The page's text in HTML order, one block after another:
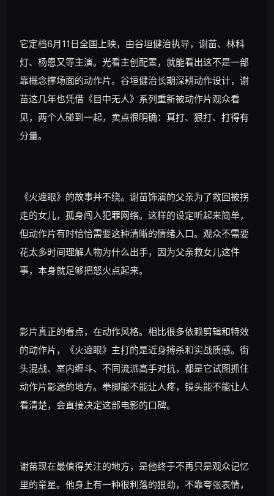
它定档6月11日全国上映，由谷垣健治执导，谢苗、林科
灯、杨恩又等主演。光看主创配置，就能看出这不是一部
靠概念撑场面的动作片。谷垣健治长期深耕动作设计，谢
苗这几年也凭借《目中无人》系列重新被动作片观众看
见，两个人碰到一起，卖点很明确：真打、狠打、打得有
分量。
《火遮眼》的故事并不绕。谢苗饰演的父亲为了救回被拐
走的女儿，孤身闯入犯罪网络。这样的设定听起来简单，
但动作片有时恰恰需要这种清晰的情绪入口。观众不需要
花太多时间理解人物为什么出手，因为父亲救女儿这件
事，本身就足够把怒火点起来。
影片真正的看点，在动作风格。相比很多依赖剪辑和特效
的动作片，《火遮眼》主打的是近身搏杀和实战质感。街
头混战、室内缠斗、不同流派高手对抗，都是它试图抓住
动作片影迷的地方。拳脚能不能让人疼，镜头能不能让人
看清楚，会直接决定这部电影的口碑。
谢苗现在最值得关注的地方，是他终于不再只是观众记忆
里的童星。他身上有一种很利落的狠劲，不靠夸张表情，